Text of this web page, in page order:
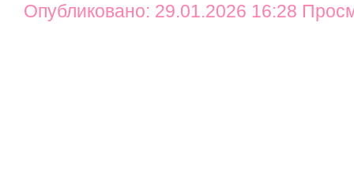
Опубликовано: 29.01.2026 16:28